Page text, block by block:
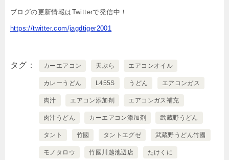
ブログの更新情報はTwitterで発信中！
https://twitter.com/jagdtiger2001
タグ カーエアコン 天ぷら エアコンオイル
カレーうどん L455S うどん エアコンガス
肉汁 エアコン添加剤 エアコンガス補充
肉汁うどん カーエアコン添加剤 武蔵野うどん
タント 竹國 タントエグゼ 武蔵野うどん竹國
モノタロウ 竹國川越池辺店 たけくに